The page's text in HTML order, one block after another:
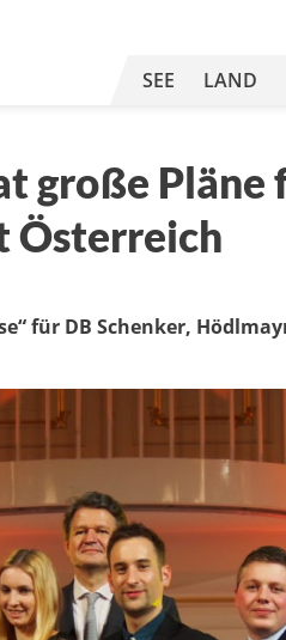
SEE LAND
große Pläne
Österreich
für DB Schenker,